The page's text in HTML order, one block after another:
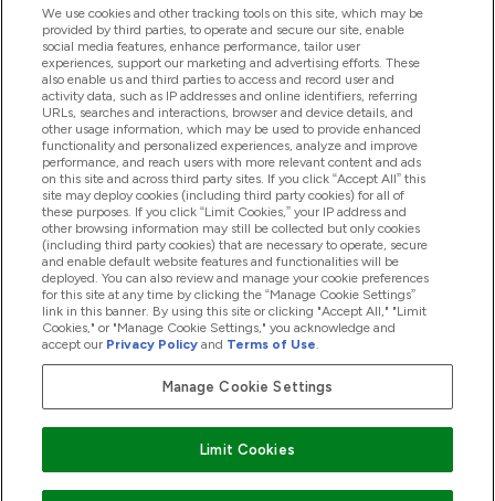
ヘルプ＆ガイド
商品について
会社概要
特典＆ポイント
2026 The Hut.com Ltd
Pay with
We use cookies and other tracking tools on this site, which may be
provided by third parties, to operate and secure our site, enable
social media features, enhance performance, tailor user
experiences, support our marketing and advertising efforts. These
also enable us and third parties to access and record user and
activity data, such as IP addresses and online identifiers, referring
URLs, searches and interactions, browser and device details, and
other usage information, which may be used to provide enhanced
functionality and personalized experiences, analyze and improve
performance, and reach users with more relevant content and ads
on this site and across third party sites. If you click “Accept All” this
site may deploy cookies (including third party cookies) for all of
these purposes. If you click “Limit Cookies,” your IP address and
other browsing information may still be collected but only cookies
(including third party cookies) that are necessary to operate, secure
and enable default website features and functionalities will be
deployed. You can also review and manage your cookie preferences
for this site at any time by clicking the “Manage Cookie Settings”
link in this banner. By using this site or clicking "Accept All," "Limit
Cookies," or "Manage Cookie Settings," you acknowledge and
accept our Privacy Policy and Terms of Use.
Manage Cookie Settings
Limit Cookies